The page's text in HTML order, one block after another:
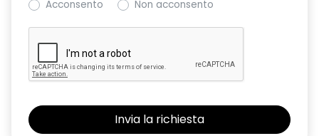
Acconsento
Non acconsento